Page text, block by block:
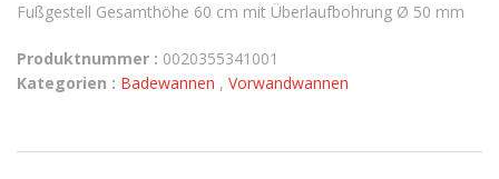
Fußgestell Gesamthöhe 60 cm mit Überlaufbohrung Ø 50 mm
Produktnummer : 0020355341001
Kategorien : Badewannen , Vorwandwannen